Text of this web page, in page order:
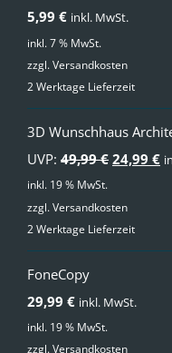
von 5
5,99 € inkl. MwSt.
inkl. 7 % MwSt.
zzgl.Versandkosten
2 Werktage Lieferzeit
3D Wunschhaus
UVP: 49,99€
war:
24,99 €
inkl. 19 % MwSt.
zzgl.Versandkosten
2 Werktage Lieferzeit
FoneCopy
29,99 € inkl. MwSt.
inkl. 19 % MwSt.
zzgl.Versandkosten